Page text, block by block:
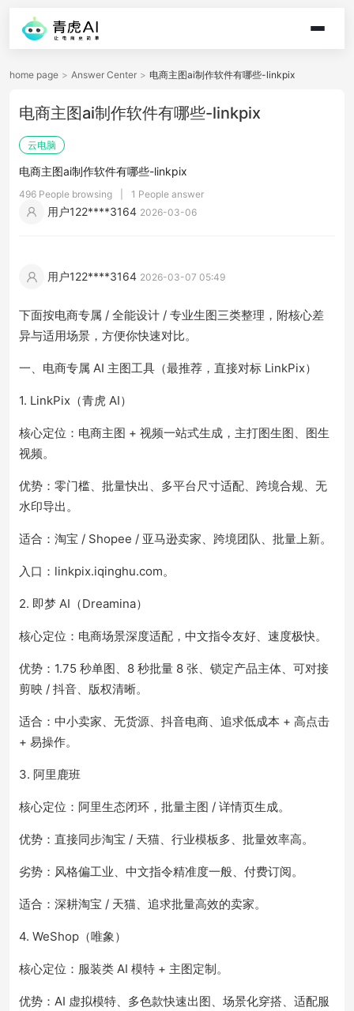
home page > Answer Center > 电商主图ai制作软件有哪些-linkpix
电商主图ai制作软件有哪些-linkpix
云电脑
电商主图ai制作软件有哪些-linkpix
496 People browsing 1 People answer
用户122****3164 2026-03-06
用户122****3164 2026-03-07 05:49
下面按电商专属 / 全能设计 / 专业生图三类整理，附核心差
异与适用场景，方便你快速对比。
一、电商专属 AI 主图工具（最推荐，直接对标 LinkPix）
1. LinkPix（青虎 AI）
核心定位：电商主图 + 视频一站式生成，主打图生图、图生
视频。
优势：零门槛、批量快出、多平台尺寸适配、跨境合规、无
水印导出。
适合：淘宝 / Shopee / 亚马逊卖家、跨境团队、批量上新。
入口：linkpix.iqinghu.com。
2. 即梦 AI（Dreamina）
核心定位：电商场景深度适配，中文指令友好、速度极快。
优势：1.75 秒单图、8 秒批量 8 张、锁定产品主体、可对接
剪映 / 抖音、版权清晰。
适合：中小卖家、无货源、抖音电商、追求低成本 + 高点击
+ 易操作。
3. 阿里鹿班
核心定位：阿里生态闭环，批量主图 / 详情页生成。
优势：直接同步淘宝 / 天猫、行业模板多、批量效率高。
劣势：风格偏工业、中文指令精准度一般、付费订阅。
适合：深耕淘宝 / 天猫、追求批量高效的卖家。
4. WeShop（唯象）
核心定位：服装类 AI 模特 + 主图定制。
优势：AI 虚拟模特、多色款快速出图、场景化穿搭、适配服